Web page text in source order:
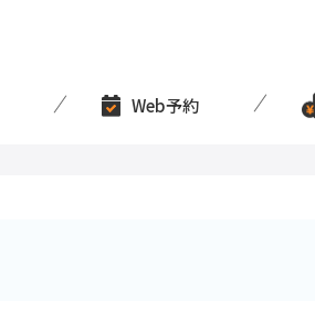
Web予約